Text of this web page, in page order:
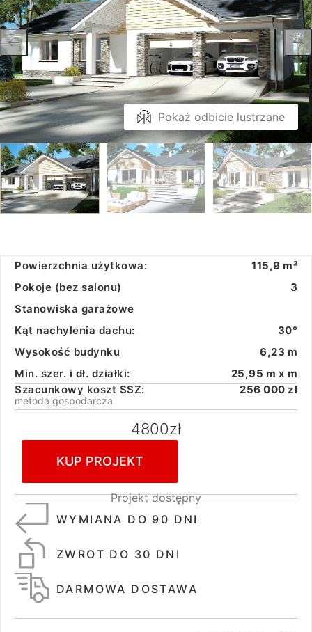
Pokaż odbicie lustrzane
Powierzchnia użytkowa:
115,9 m²
Pokoje (bez salonu)
3
Stanowiska garażowe
Kąt nachylenia dachu:
30°
Wysokość budynku
6,23 m
Min. szer. i dł. działki:
25,95 m x m
Szacunkowy koszt SSZ:
256 000 zł
metoda gospodarcza
4800zł
KUP PROJEKT
Projekt dostępny
WYMIANA DO 90 DNI
ZWROT DO 30 DNI
DARMOWA DOSTAWA